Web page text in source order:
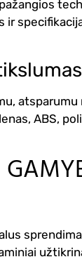
ABS,